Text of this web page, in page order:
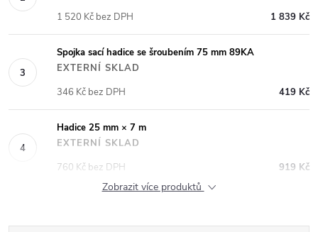
1 839 Kč
1 520 Kč bez DPH
Spojka sací hadice se šroubením 75 mm 89KA
EXTERNÍ SKLAD
419 Kč
346 Kč bez DPH
Hadice 25 mm × 7 m
EXTERNÍ SKLAD
919 Kč
760 Kč bez DPH
Zobrazit více produktů